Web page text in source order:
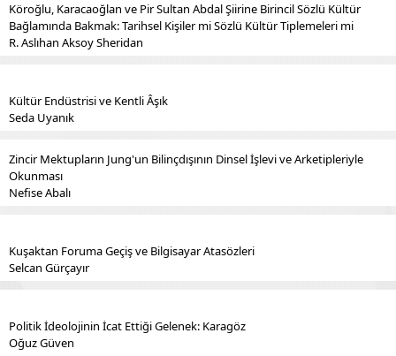
Köroğlu, Karacaoğlan ve Pir Sultan Abdal Şiirine Birincil Sözlü Kültür
Bağlamında Bakmak: Tarihsel Kişiler mi Sözlü Kültür Tiplemeleri mi
R. Aslıhan Aksoy Sheridan
Kültür Endüstrisi ve Kentli Âşık
Seda Uyanık
Zincir Mektupların Jung'un Bilinçdışının Dinsel İşlevi ve Arketipleriyle
Okunması
Nefise Abalı
Kuşaktan Foruma Geçiş ve Bilgisayar Atasözleri
Selcan Gürçayır
Politik İdeolojinin İcat Ettiği Gelenek: Karagöz
Oğuz Güven